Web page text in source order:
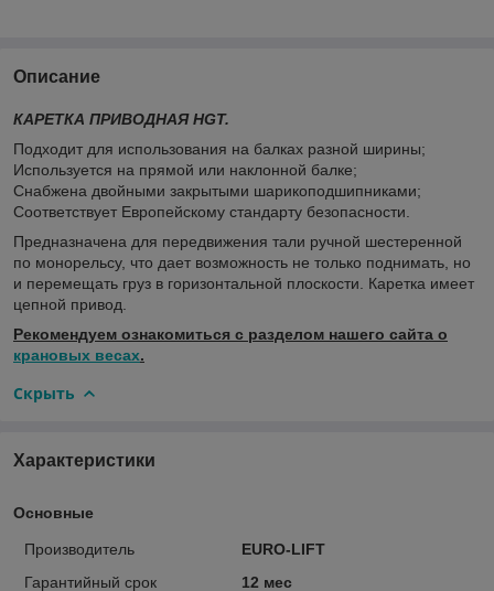
Описание
КАРЕТКА ПРИВОДНАЯ HGT.
Подходит для использования на балках разной ширины;
Используется на прямой или наклонной балке;
Снабжена двойными закрытыми шарикоподшипниками;
Соответствует Европейскому стандарту безопасности.
Предназначена для передвижения тали ручной шестеренной
по монорельсу, что дает возможность не только поднимать, но
и перемещать груз в горизонтальной плоскости. Каретка имеет
цепной привод.
Рекомендуем ознакомиться с разделом нашего сайта о
крановых весах.
Скрыть
Характеристики
Основные
Производитель
EURO-LIFT
Гарантийный срок
12 мес